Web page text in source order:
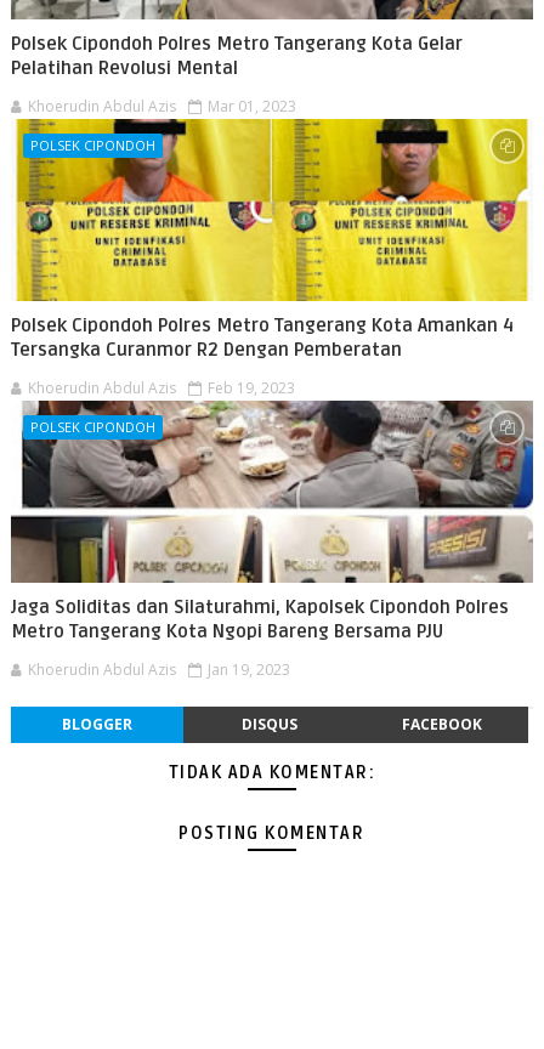
Polsek Cipondoh Polres Metro Tangerang Kota Gelar
Pelatihan Revolusi Mental
Khoerudin Abdul Azis Mar 01, 2023
POLSEK CIPONDOH
Polsek Cipondoh Polres Metro Tangerang Kota Amankan 4
Tersangka Curanmor R2 Dengan Pemberatan
Khoerudin Abdul Azis Feb 19, 2023
POLSEK CIPONDOH
Jaga Soliditas dan Silaturahmi, Kapolsek Cipondoh Polres
Metro Tangerang Kota Ngopi Bareng Bersama PJU
Khoerudin Abdul Azis Jan 19, 2023
BLOGGER DISQUS FACEBOOK
TIDAK ADA KOMENTAR:
POSTING KOMENTAR